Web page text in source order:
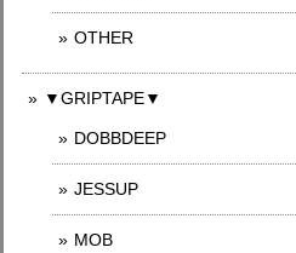
OTHER
▼GRIPTAPE▼
DOBBDEEP
JESSUP
MOB